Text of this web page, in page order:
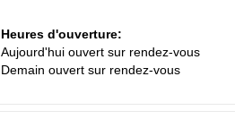
Heures d'ouverture:
Aujourd'hui ouvert sur rendez-vous
Demain ouvert sur rendez-vous